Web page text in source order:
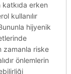
erken
kullanılır
hijyenik
zamanla riske
önlemlerin